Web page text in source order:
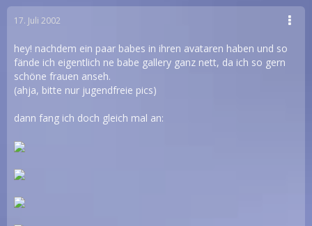
17. Juli 2002
hey! nachdem ein paar babes in ihren avataren haben und so
fände ich eigentlich ne babe gallery ganz nett, da ich so gern
schöne frauen anseh.
(ahja, bitte nur jugendfreie pics)
dann fang ich doch gleich mal an: